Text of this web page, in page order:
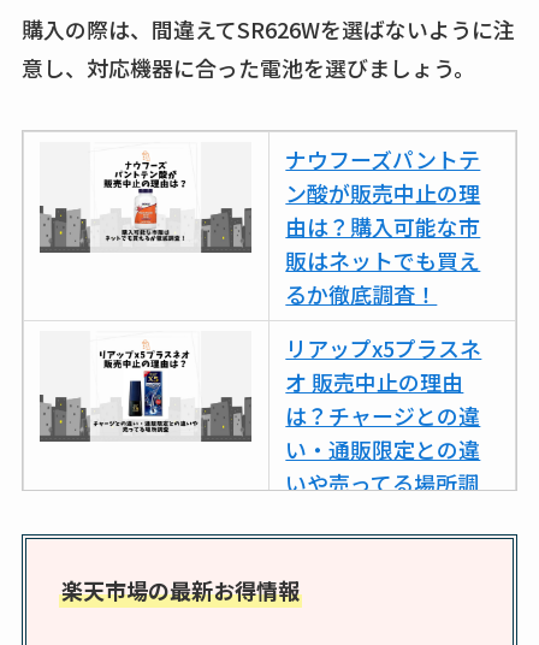
ズで買える？楽天や
amazonなど通販の販
エッセンシャルフラ
ットが廃盤？なぜ？
売ってない？どこで
売ってるか・代替品
など解説
ビタクラフトのウル
トラが廃盤？なぜ？
復刻はある？ウルト
ラカパーは品切れ？
売ってる場所調査
ない？売ってる場所
購入の際は、間違えてSR626Wを選ばないように注
意し、対応機器に合った電池を選びましょう。
ナウフーズパントテ
ン酸が販売中止の理
由は？購入可能な市
販はネットでも買え
るか徹底調査！
リアップx5プラスネ
オ 販売中止の理由
は？チャージとの違
い・通販限定との違
いや売ってる場所調
め替えはどこで売っ
楽天市場の最新お得情報